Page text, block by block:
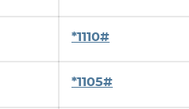
*1110#
*1105#